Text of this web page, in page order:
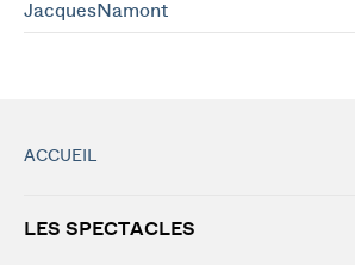
JacquesNamont
ACCUEIL
LES SPECTACLES